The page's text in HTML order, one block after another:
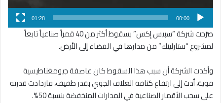
00:00
01:28
صرّحت شركة “سبيس إكس” بسقوط أكثر من 40 قمراً صناعياً تابعاً
لمشروع “ستارلينك” من مدارها في الفضاء إلى الأرض.
وأكدت الشركة أن سبب هذا السقوط كان عاصفة جيومغناطيسية
قوية، أدت إلى ارتفاع كثافة الغلاف الجوي بقدر طفيف، فازدادت قدرته
على سحب الأقمار الصناعية في المدارات المنخفضة بنسبة 50%.